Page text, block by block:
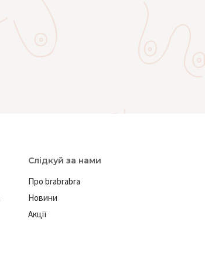
Слідкуй за нами
Про brabrabra
Новини
Акції